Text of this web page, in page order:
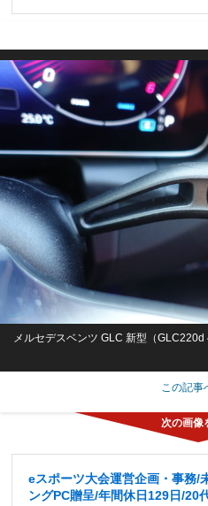
メルセデスベンツ GLC 新型（GLC220d
この記事
eスポーツ大会運営企画・事務/
ングPC贈呈/年間休日129日/20